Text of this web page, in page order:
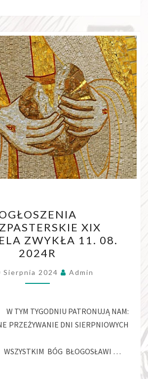
DUSZPASTERSKIE
XIX
NIEDZIELA
ZWYKŁA
11.
08.
XIX
ZWYKŁA 11. 08.
2024R
Sierpnia 2024 Admin
PATRONUJĄ NAM:
DNI SIERPNIOWYCH
WAM
BÓG BŁOGOSŁAWI …